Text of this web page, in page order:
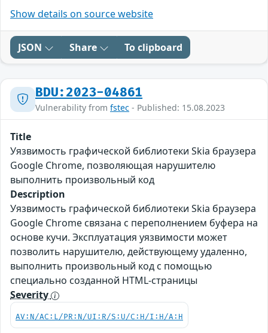
Show details on source website
JSON Share To clipboard
BDU:2023-04861
Vulnerability from fstec - Published: 15.08.2023
Title
Уязвимость графической библиотеки Skia браузера
Google Chrome, позволяющая нарушителю
выполнить произвольный код
Description
Уязвимость графической библиотеки Skia браузера
Google Chrome связана с переполнением буфера на
основе кучи. Эксплуатация уязвимости может
позволить нарушителю, действующему удаленно,
выполнить произвольный код с помощью
специально созданной HTML-страницы
Severity
AV:N/AC:L/PR:N/UI:R/S:U/C:H/I:H/A:H